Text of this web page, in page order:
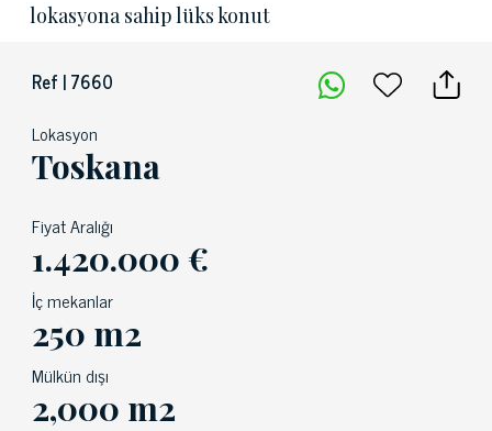
lokasyona sahip lüks konut
Ref | 7660
Lokasyon
Toskana
Fiyat Aralığı
1.420.000 €
İç mekanlar
250 m2
Mülkün dışı
2,000 m2